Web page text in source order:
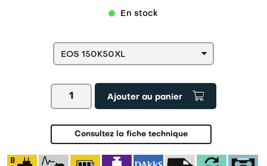
En stock
quantité
Balance
KERN
EOS
Ajouter au panier
Consultez la fiche technique